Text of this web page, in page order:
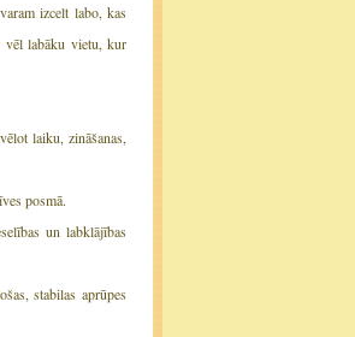
izcelt labo, kas
vēl labāku vietu, kur
laiku, zināšanas,
posmā.
un labklājības
stabilas aprūpes